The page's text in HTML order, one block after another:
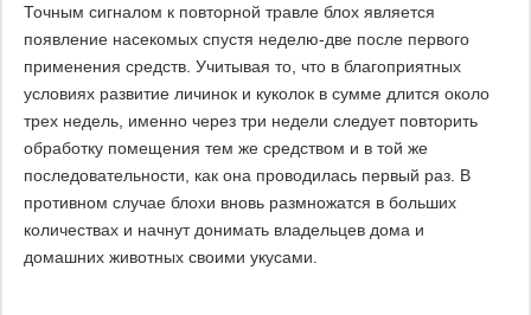
Точным сигналом к повторной травле блох является
появление насекомых спустя неделю-две после первого
применения средств. Учитывая то, что в благоприятных
условиях развитие личинок и куколок в сумме длится около
трех недель, именно через три недели следует повторить
обработку помещения тем же средством и в той же
последовательности, как она проводилась первый раз. В
противном случае блохи вновь размножатся в больших
количествах и начнут донимать владельцев дома и
домашних животных своими укусами.